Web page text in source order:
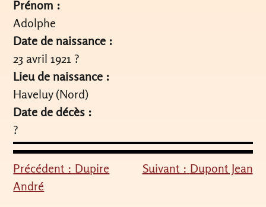
Prénom :
Adolphe
Date de naissance :
23 avril 1921 ?
Lieu de naissance :
Haveluy (Nord)
Date de décès :
?
Navigation
de
Précédent : Dupire
André
Suivant : Dupont Jean